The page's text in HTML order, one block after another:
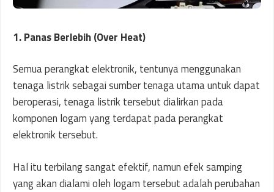
1. Panas Berlebih (Over Heat)
Semua perangkat elektronik, tentunya menggunakan
tenaga listrik sebagai sumber tenaga utama untuk dapat
beroperasi, tenaga listrik tersebut dialirkan pada
komponen logam yang terdapat pada perangkat
elektronik tersebut.
Hal itu terbilang sangat efektif, namun efek samping
yang akan dialami oleh logam tersebut adalah perubahan